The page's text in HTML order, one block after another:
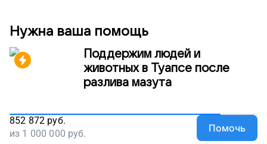
Нужна ваша помощь
Поддержим людей и
животных в Туапсе после
разлива мазута
852 872 руб.
из 1 000 000 руб. Помочь